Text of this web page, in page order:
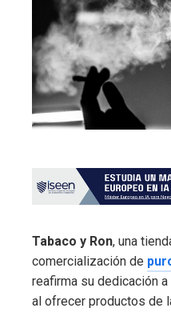
Tabaco y Ron, una
comercialización de
reafirma su dedicación
al ofrecer productos de